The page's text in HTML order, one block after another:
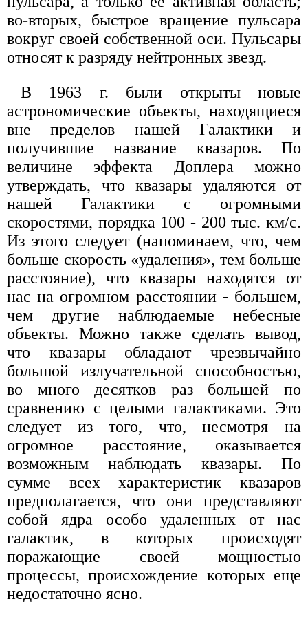
во-вторых, быстрое вращение пульсара
вокруг своей собственной оси. Пульсары
относят к разряду нейтронных звезд.
В 1963 г. были открыты новые
астрономические объекты, находящиеся
вне пределов нашей Галактики и
получившие название квазаров. По
величине эффекта Доплера можно
утверждать, что квазары удаляются от
нашей Галактики с огромными
скоростями, порядка 100 - 200 тыс. км/с.
Из этого следует (напоминаем, что, чем
больше скорость «удаления», тем больше
расстояние), что квазары находятся от
нас на огромном расстоянии - большем,
чем другие наблюдаемые небесные
объекты. Можно также сделать вывод,
что квазары обладают чрезвычайно
большой излучательной способностью,
во много десятков раз большей по
сравнению с целыми галактиками. Это
следует из того, что, несмотря на
огромное расстояние, оказывается
возможным наблюдать квазары. По
сумме всех характеристик квазаров
предполагается, что они представляют
собой ядра особо удаленных от нас
галактик, в которых происходят
поражающие своей мощностью
процессы, происхождение которых еще
недостаточно ясно.